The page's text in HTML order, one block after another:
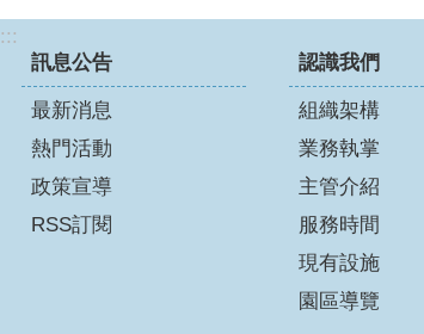
:::
訊息公告
最新消息
熱門活動
政策宣導
RSS訂閱
認識我們
組織架構
業務執掌
主管介紹
服務時間
現有設施
園區導覽